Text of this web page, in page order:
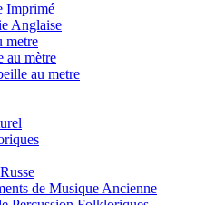
Imprimé
Anglaise
metre
au mètre
au metre
de Musique Ancienne